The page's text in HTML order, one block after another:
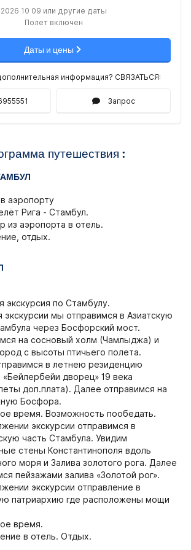
2026 10 09 или другие даты
Полет включен
Даты и цены
информация? СВЯЗАТЬСЯ:
Запрос
путешествия :
аэропорту
Рига - Стамбул.
из аэропорта в отель.
отдых.
экскурсия по Стамбулу.
экскурсии мы отправимся в Азиатскую
через Босфорский мост.
на сосновый холм (Чамлыджа) и
с высоты птичьего полета.
в летнею резиденцию
«Бейлербейи дворец» 19 века
доп.плата). Далее отправимсяна
Босфора.
время. Возможность пообедать.
экскурсии отправимся в
часть Стамбула. Увидим
стены Константинополя вдоль
моря и Залива золотого рога. Далее
пейзажами залива «Золотой рог».
экскурсии отправление в
патриархию где расположены мощи
время.
в отель. Отдых.